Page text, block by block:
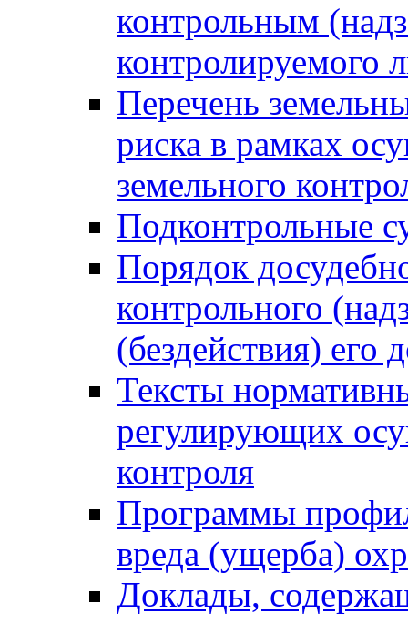
контрольным
контролируемого
Перечень
риска в рамках
земельного
Подконтрольные
Порядок
контрольного
(бездействия)
Тексты
регулирующих
контроля
Программы
вреда (ущерба)
Доклады,